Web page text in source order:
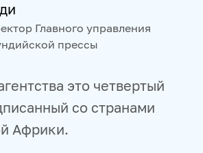
Главного управления
прессы
это четвертый
со странами
Африки.